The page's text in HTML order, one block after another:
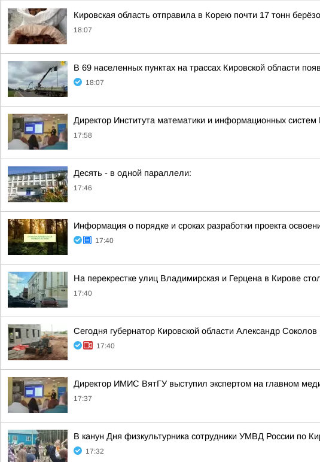
Кировская область отправила в Корею почти 17 тонн
18:07
В 69 населенных пунктах на трассах Кировской области
18:07
Директор Института математики и информационных
17:58
Десять - в одной параллели:
17:46
Информация о порядке и сроках разработки проекта
17:40
На перекрестке улиц Владимирская и Герцена в Кирове
17:40
Сегодня губернатор Кировской области Александр
17:40
Директор ИМИС ВятГУ выступил экспертом на главном
17:37
В канун Дня физкультурника сотрудники УМВД России по
17:32